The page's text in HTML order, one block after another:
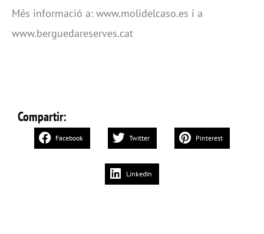
Més informació a: www.molidelcaso.es i a
www.berguedareserves.cat
Compartir:
Facebook Twitter Pinterest
LinkedIn